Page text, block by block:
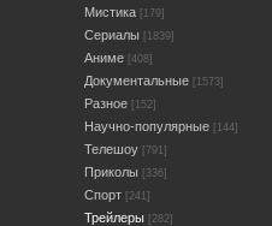
Мистика [179]
Сериалы [1839]
Аниме [408]
Документальные [1573]
Разное [152]
Научно-популярные [144]
Телешоу [791]
Приколы [336]
Спорт [241]
Трейлеры [282]